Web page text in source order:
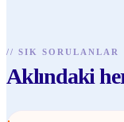
// SIK SORULANLAR
Aklındaki